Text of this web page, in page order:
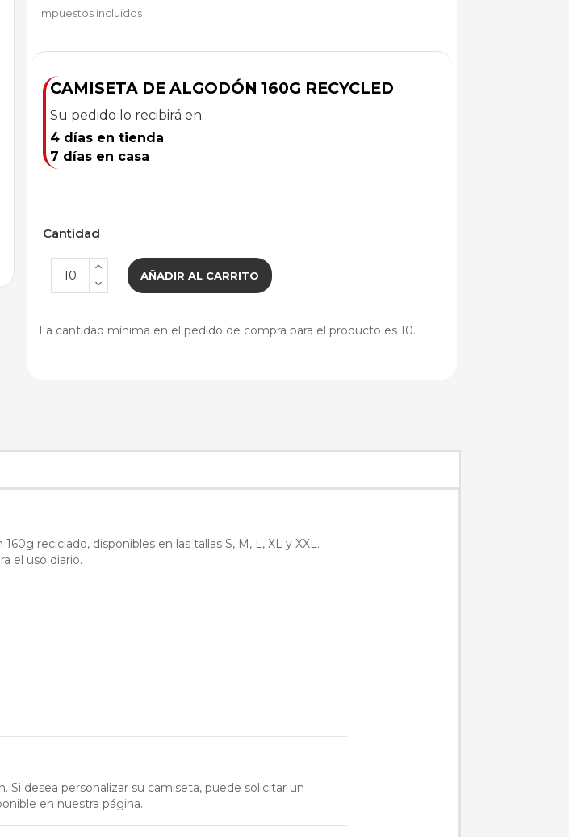
Impuestos incluidos
CAMISETA DE ALGODÓN 160G RECYCLED
Su pedido lo recibirá en:
4 días en tienda
7 días en casa
Cantidad
AÑADIR AL CARRITO
La cantidad mínima en el pedido de compra para el producto es 10.
reciclado, disponibles en las tallas S, M, L, XL y XXL.
el uso diario.
desea personalizar su camiseta, puede solicitar un
en nuestra página.